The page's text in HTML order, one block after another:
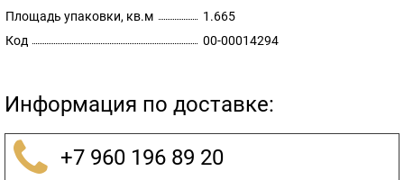
Площадь упаковки, кв.м
1.665
Код
00-00014294
Информация по доставке:
+7 960 196 89 20